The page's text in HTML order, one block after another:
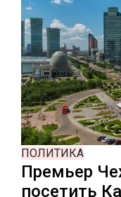
ПОЛИТИКА
Премьер
посетить